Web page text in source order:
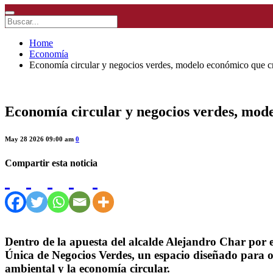
Home
Economía
Economía circular y negocios verdes, modelo económico que
Economía circular y negocios verdes,
May 28 2026 09:00 am 0
Compartir esta noticia
Dentro de la apuesta del alcalde Alejandro Char por
Única de Negocios Verdes, un espacio diseñado
ambiental y la economía circular.